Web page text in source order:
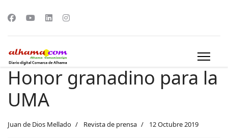
Honor granadino para la
UMA
Juan de Dios Mellado Revista de prensa 12 Octubre 2019